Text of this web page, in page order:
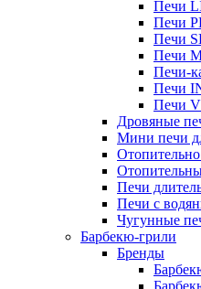
Печи
Печи
Печи
Печи
Печи-
Печи
Печи
Дровяные
Мини печи
Печи
Печи с
Чугунные
Барбекю-грили
Бренды